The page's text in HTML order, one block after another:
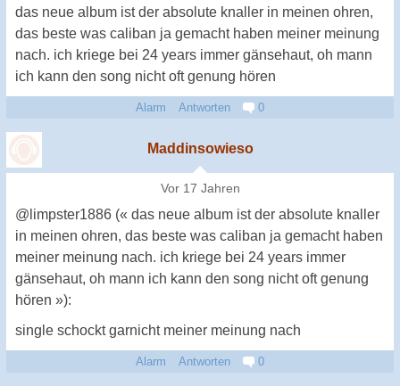
das neue album ist der absolute knaller in meinen ohren,
das beste was caliban ja gemacht haben meiner meinung
nach. ich kriege bei 24 years immer gänsehaut, oh mann
ich kann den song nicht oft genung hören
Alarm Antworten 0
Maddinsowieso
Vor 17 Jahren
@limpster1886 (« das neue album ist der absolute knaller
in meinen ohren, das beste was caliban ja gemacht haben
meiner meinung nach. ich kriege bei 24 years immer
gänsehaut, oh mann ich kann den song nicht oft genung
hören »):
single schockt garnicht meiner meinung nach
Alarm Antworten 0